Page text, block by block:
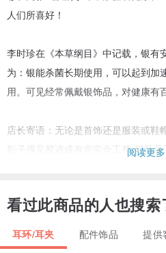
人们所喜好！
李时珍在《本草纲目》中记载，银有
为：银能杀菌长期使用，可以起到加
用。可见经常佩戴银饰品，对健康有
店长寄语：无论是首饰还是服装或鞋
影子偶见胶迹或有非完全工整 都是
欢，同时想说的是关于价格，我们的
候，你会意识到其价值，背后的诚意
阅读更多
看过此商品的人也搜索
耳环/耳夹 配件饰品 提供